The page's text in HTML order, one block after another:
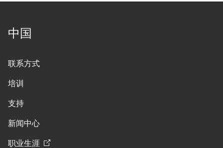
中国
联系方式
培训
支持
新闻中心
职业生涯